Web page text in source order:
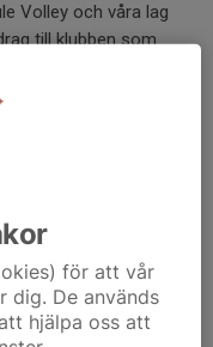
Volley och våra lag
till klubben som
för vår verksamhet.
del av Lule Volley-
för att vår
dig. De används
hjälpa oss att